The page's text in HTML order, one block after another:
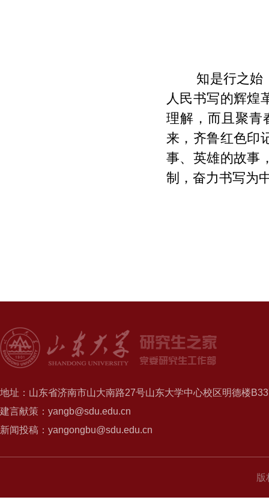
知是行之始
人民书写的辉煌
理解，而且聚青
来，齐鲁红色印
事、英雄的故事
制，奋力书写为
地址：山东省济南市山大南路27号山东大学中心校区明德楼
建言献策：yangb@sdu.edu.cn
新闻投稿：yangongbu@sdu.edu.cn
版